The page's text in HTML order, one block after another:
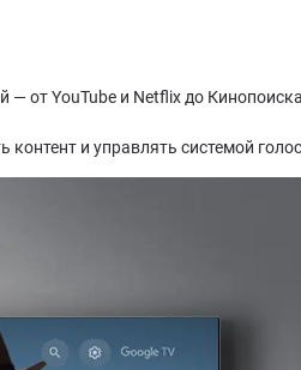
от YouTube и Netflix до
контент и управлять системой